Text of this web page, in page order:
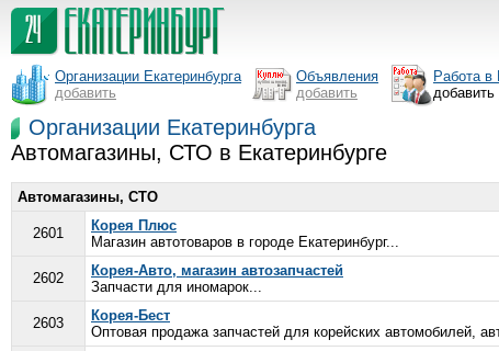
Организации Екатеринбурга
добавить
Объявления
добавить
Работа в
добавить
Организации Екатеринбурга
Автомагазины, СТО в Екатеринбурге
Автомагазины, СТО
2601
Корея Плюс
Магазин автотоваров в городе Екатеринбург...
2602
Корея-Авто, магазин автозапчастей
Запчасти для иномарок...
2603
Корея-Бест
Оптовая продажа запчастей для корейских автомобилей,